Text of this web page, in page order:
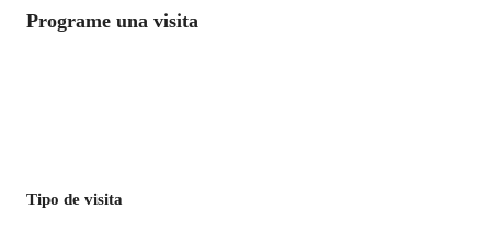
Programe una visita
Tipo de visita